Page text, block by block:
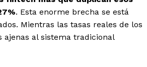
. Esta enorme brecha se está
Mientras las tasas reales de los
ajenas al sistema tradicional